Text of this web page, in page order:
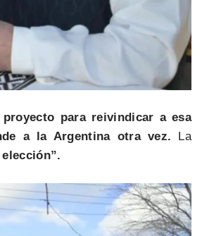
para reivindicar a esa
a la Argentina otra vez. La